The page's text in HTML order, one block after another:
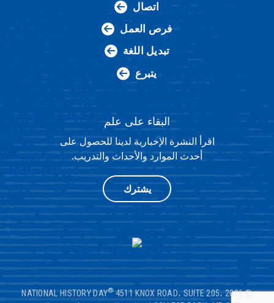
اتصال
فرص العمل
تبديل اللغة
يتبرع
البقاء على علم
اقرأ النشرة الإخبارية لدينا للحصول على
أحدث الموارد والأحداث والتدريب.
يشترك
© 2026 NATIONAL HISTORY DAY
® 4511 KNOX ROAD، SUITE 205،